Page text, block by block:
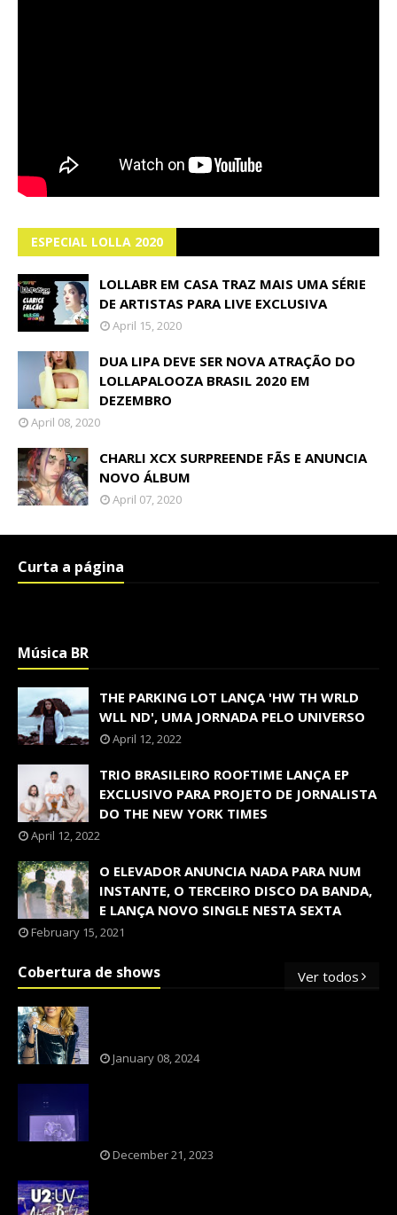
ESPECIAL LOLLA 2020
LOLLABR EM CASA TRAZ MAIS UMA SÉRIE
DE ARTISTAS PARA LIVE EXCLUSIVA
April 15, 2020
DUA LIPA DEVE SER NOVA ATRAÇÃO DO
LOLLAPALOOZA BRASIL 2020 EM
DEZEMBRO
April 08, 2020
CHARLI XCX SURPREENDE FÃS E ANUNCIA
NOVO ÁLBUM
April 07, 2020
Curta a página
Música BR
THE PARKING LOT LANÇA 'HW TH WRLD
WLL ND', UMA JORNADA PELO UNIVERSO
April 12, 2022
TRIO BRASILEIRO ROOFTIME LANÇA EP
EXCLUSIVO PARA PROJETO DE JORNALISTA
DO THE NEW YORK TIMES
April 12, 2022
O ELEVADOR ANUNCIA NADA PARA NUM
INSTANTE, O TERCEIRO DISCO DA BANDA,
E LANÇA NOVO SINGLE NESTA SEXTA
February 15, 2021
Cobertura de shows Ver todos
January 08, 2024
December 21, 2023